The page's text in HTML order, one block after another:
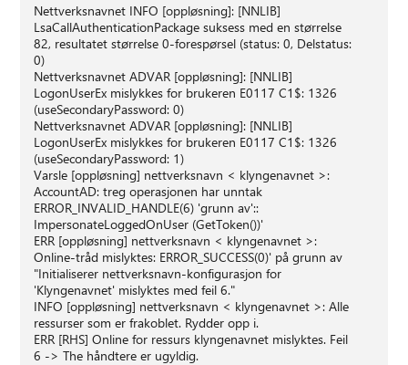
Nettverksnavnet INFO [oppløsning]: [NNLIB]
LsaCallAuthenticationPackage suksess med en størrelse
82, resultatet størrelse 0-forespørsel (status: 0, Delstatus:
0)
Nettverksnavnet ADVAR [oppløsning]: [NNLIB]
LogonUserEx mislykkes for brukeren E0117 C1$: 1326
(useSecondaryPassword: 0)
Nettverksnavnet ADVAR [oppløsning]: [NNLIB]
LogonUserEx mislykkes for brukeren E0117 C1$: 1326
(useSecondaryPassword: 1)
Varsle [oppløsning] nettverksnavn < klyngenavnet >:
AccountAD: treg operasjonen har unntak
ERROR_INVALID_HANDLE(6) 'grunn av'::
ImpersonateLoggedOnUser (GetToken())'
ERR [oppløsning] nettverksnavn < klyngenavnet >:
Online-tråd mislyktes: ERROR_SUCCESS(0)' på grunn av
"Initialiserer nettverksnavn-konfigurasjon for
'Klyngenavnet' mislyktes med feil 6."
INFO [oppløsning] nettverksnavn < klyngenavnet >: Alle
ressurser som er frakoblet. Rydder opp i.
ERR [RHS] Online for ressurs klyngenavnet mislyktes. Feil
6 -> The håndtere er ugyldig.